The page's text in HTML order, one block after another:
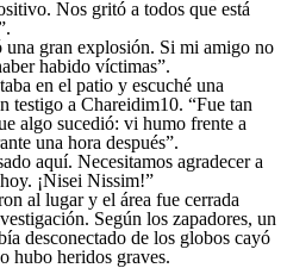
Nos gritó a todos que está
gran explosión. Si mi amigo no
habido víctimas”.
en el patio y escuché una
testigo a Chareidim10. “Fue tan
algo sucedió: vi humo frente a
una hora después”.
aquí. Necesitamos agradecer a
¡Nisei Nissim!”
al lugar y el área fue cerrada
Según los zapadores, un
desconectado de los globos cayó
hubo heridos graves.